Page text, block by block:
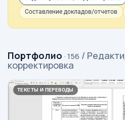
Составление докладов/отчетов
Портфолио · 156 /
корректировка
ТЕКСТЫ И ПЕРЕВОДЫ